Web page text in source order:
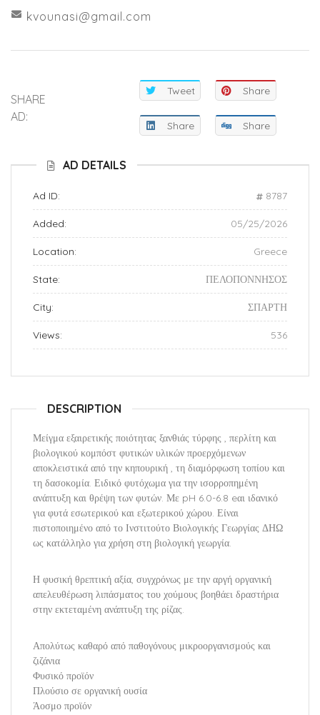
kvounasi@gmail.com
SHARE
AD:
Tweet Share
Share Share
AD DETAILS
Ad ID: 8787
Added: 05/25/2026
Location: Greece
State: ΠΕΛΟΠΟΝΝΗΣΟΣ
City: ΣΠΑΡΤΗ
Views: 536
DESCRIPTION
Μείγμα εξαιρετικής ποιότητας ξανθιάς τύρφης , περλίτη και
βιολογικού κομπόστ φυτικών υλικών προερχόμενων
αποκλειστικά από την κηπουρική , τη διαμόρφωση τοπίου και
τη δασοκομία. Ειδικό φυτόχωμα για την ισορροπημένη
ανάπτυξη και θρέψη των φυτών. Με pH 6.0-6.8 eαι ιδανικό
για φυτά εσωτερικού και εξωτερικού χώρου. Είναι
πιστοποιημένο από το Ινστιτούτο Βιολογικής Γεωργίας ΔΗΩ
ως κατάλληλο για χρήση στη βιολογική γεωργία.
Η φυσική θρεπτική αξία, συγχρόνως με την αργή οργανική
απελευθέρωση λιπάσματος του χούμους βοηθάει δραστήρια
στην εκτεταμένη ανάπτυξη της ρίζας.
Απολύτως καθαρό από παθογόνους μικροοργανισμούς και
ζιζάνια
Φυσικό προϊόν
Πλούσιο σε οργανική ουσία
Άοσμο προϊόν